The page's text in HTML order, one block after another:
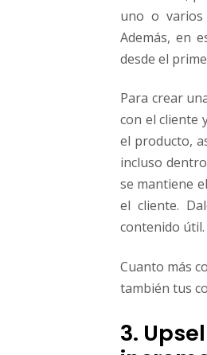
uno o varios
Además, en
desde el
Para crear
con el cliente
el producto,
incluso
se mantiene
el cliente.
contenido útil.
Cuanto más
también tus
3.